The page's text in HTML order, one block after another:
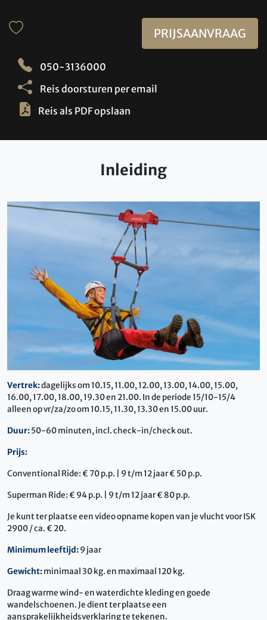
PRIJSAANVRAAG
050-3136000
Reis doorsturen per email
Reis als PDF opslaan
Inleiding
Vertrek:dagelijks om 10.15, 11.00, 12.00, 13.00, 14.00, 15.00,
16.00, 17.00, 18.00, 19.30 en 21.00. In de periode 15/10-15/4
alleen op vr/za/zo om 10.15, 11.30, 13.30 en 15.00 uur.
Duur:50-60 minuten, incl. check-in/check out.
Prijs:
Conventional Ride: € 70 p.p. | 9 t/m 12 jaar € 50 p.p.
Superman Ride: € 94 p.p. | 9 t/m 12 jaar € 80 p.p.
Je kunt ter plaatse een video opname kopen van je vlucht voor ISK
2900 / ca. € 20.
Minimum leeftijd:9 jaar
Gewicht:minimaal 30 kg. en maximaal 120 kg.
Draag warme wind- en waterdichte kleding en goede
wandelschoenen. Je dient ter plaatse een
aansprakelijkheidsverklaring te tekenen.